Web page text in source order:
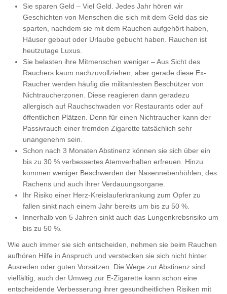
Sie sparen Geld – Viel Geld. Jedes Jahr hören wir
Geschichten von Menschen die sich mit dem Geld das sie
sparten, nachdem sie mit dem Rauchen aufgehört haben,
Häuser gebaut oder Urlaube gebucht haben. Rauchen ist
heutzutage Luxus.
Sie belasten ihre Mitmenschen weniger – Aus Sicht des
Rauchers kaum nachzuvollziehen, aber gerade diese Ex-
Raucher werden häufig die militantesten Beschützer von
Nichtraucherzonen. Diese reagieren dann geradezu
allergisch auf Rauchschwaden vor Restaurants oder auf
öffentlichen Plätzen. Denn für einen Nichtraucher kann der
Passivrauch einer fremden Zigarette tatsächlich sehr
unangenehm sein.
Schon nach 3 Monaten Abstinenz können sie sich über ein
bis zu 30 % verbessertes Atemverhalten erfreuen. Hinzu
kommen weniger Beschwerden der Nasennebenhöhlen, des
Rachens und auch ihrer Verdauungsorgane.
Ihr Risiko einer Herz-Kreislauferkrankung zum Opfer zu
fallen sinkt nach einem Jahr bereits um bis zu 50 %.
Innerhalb von 5 Jahren sinkt auch das Lungenkrebsrisiko um
bis zu 50 %.
Wie auch immer sie sich entscheiden, nehmen sie beim Rauchen
aufhören Hilfe in Anspruch und verstecken sie sich nicht hinter
Ausreden oder guten Vorsätzen. Die Wege zur Abstinenz sind
vielfältig, auch der Umweg zur E-Zigarette kann schon eine
entscheidende Verbesserung ihrer gesundheitlichen Risiken mit